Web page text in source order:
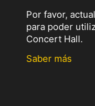
Por favor,
para poder
Concert Hall.
Saber más